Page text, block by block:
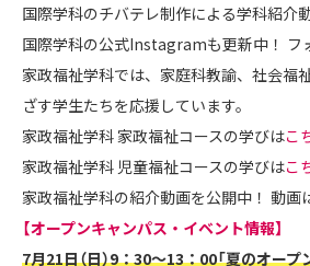
国際学科のチバテレ制作による学科紹介
国際学科の公式Instagramも更新中！ フ
家政福祉学科では、家庭科教諭、社会福
ざす学生たちを応援しています。
家政福祉学科 家政福祉コースの学びはこ
家政福祉学科 児童福祉コースの学びはこ
家政福祉学科の紹介動画を公開中！ 動画
【オープンキャンパス・イベント情報】
7月21日（日）9：30～13：00「夏のオー